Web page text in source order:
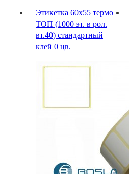
Этикетка 60х55 термо
ТОП (1000 эт. в рол.
вт.40) стандартный
клей 0 цв.